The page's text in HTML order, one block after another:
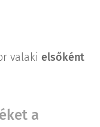
valaki elsőként
a